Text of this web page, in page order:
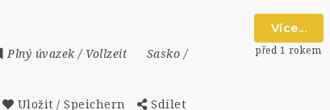
Plný úvazek / Vollzeit
Sasko /
Uložit / Speichern Sdílet
Více...
před 1 rokem